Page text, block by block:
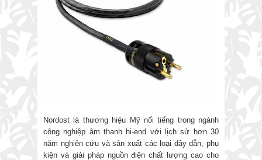
Nordost là thương hiệu Mỹ nổi tiếng trong ngành
công nghiệp âm thanh hi-end với lịch sử hơn 30
năm nghiên cứu và sản xuất các loại dây dẫn, phụ
kiện và giải pháp nguồn điện chất lượng cao cho